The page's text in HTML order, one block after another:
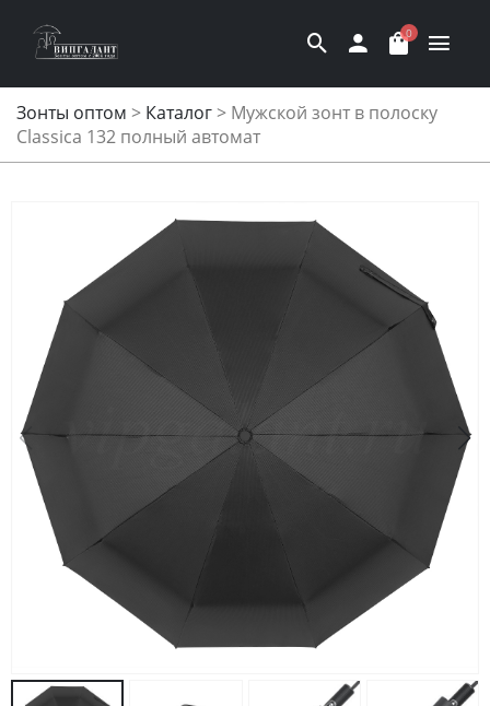
0
Зонты оптом > Каталог> Мужской зонт в полоску
Classica 132 полный автомат